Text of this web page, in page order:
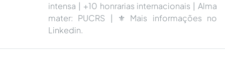
intensa | +10 honrarias internacionais | Alma
mater: PUCRS | ⚜ Mais informações no
Linkedin.